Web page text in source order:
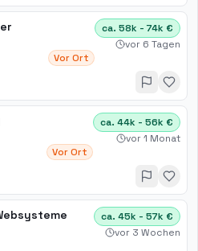
Vor Ort
ca. 58k - 74k €
vor 6 Tagen
Vor Ort
ca. 44k - 56k €
vor 1 Monat
ca. 45k - 57k €
vor 3 Wochen